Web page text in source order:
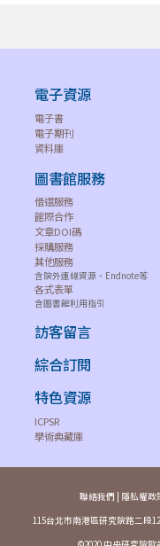
Tech
Science
Press
Tech
Science
電子資源
電子書
電子期刊
資料庫
圖書館服務
借還服務
館際合作
文章DOI碼
採購服務
其他服務
含院外連線資源、Endnote等
各式表單
含圖書館利用指引
訪客留言
綜合訂閱
特色資源
ICPSR
學術典藏庫
聯絡我們 | 隱私權政
115台北市南港區研究院路二段